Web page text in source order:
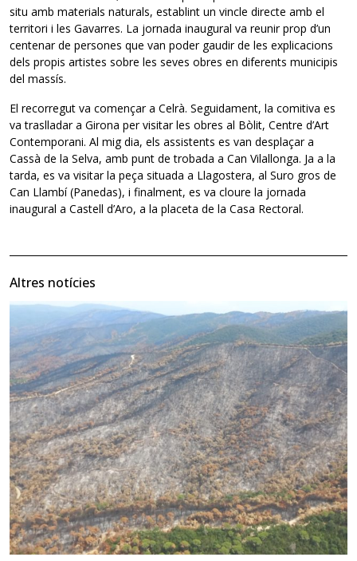
situ amb materials naturals, establint un vincle directe amb el
territori i les Gavarres. La jornada inaugural va reunir prop d’un
centenar de persones que van poder gaudir de les explicacions
dels propis artistes sobre les seves obres en diferents municipis
del massís.
El recorregut va començar a Celrà. Seguidament, la comitiva es
va traslladar a Girona per visitar les obres al Bòlit, Centre d’Art
Contemporani. Al mig dia, els assistents es van desplaçar a
Cassà de la Selva, amb punt de trobada a Can Vilallonga. Ja a la
tarda, es va visitar la peça situada a Llagostera, al Suro gros de
Can Llambí (Panedas), i finalment, es va cloure la jornada
inaugural a Castell d’Aro, a la placeta de la Casa Rectoral.
Altres notícies